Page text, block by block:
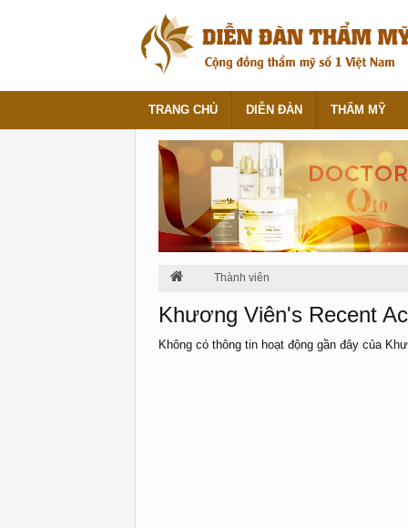
Thành viên
Khương Viên's Recent
Không có thông tin hoạt động gần đây của
TRANG CHỦ DIỄN ĐÀN THẨM MỸ